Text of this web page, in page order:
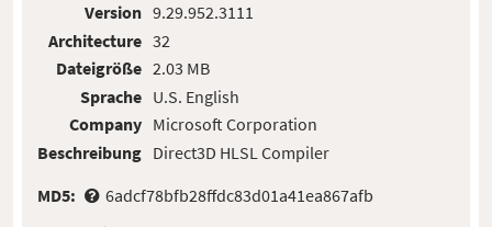
Version
Architecture
Dateigröße
Sprache
Company
Beschreibung
9.29.952.3111
32
2.03 MB
U.S. English
Microsoft Corporation
Direct3D HLSL Compiler
MD5:
6adcf78bfb28ffdc83d01a41ea867afb